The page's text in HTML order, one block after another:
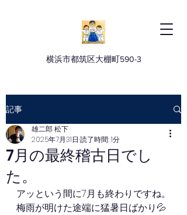
横浜市都筑区大棚町590-3
記事
7月の最終稽古日でし
た。
雄二郎 松下
2025年7月31日 読了時間: 1分
アッという間に7月も終わりですね。
梅雨が明けた途端に猛暑日ばかり💦